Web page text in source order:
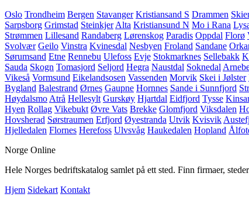
Oslo Trondheim Bergen Stavanger Kristiansand S Drammen
Sarpsborg Grimstad Steinkjer Alta Kristiansund N Mo i Rana
Strømmen Lillesand Randaberg Lørenskog Paradis Oppdal Florø
Svolvær Geilo Vinstra Kvinesdal Nesbyen Froland Sandane
Sørumsand Etne Rennebu Ulefoss Evje Stokmarknes Sellebakk
Sauda Skogn Tomasjord Seljord Hegra Naustdal Soknedal
Vikeså Vormsund Eikelandsosen Vassenden Morvik Skei i Jølster
Bygland Balestrand Ørnes Gaupne Hornnes Sande i Sunnfjord
Høydalsmo Atrå Hellesylt Gurskøy Hjartdal Eidfjord Tysse
Hyen Rollag Vikebukt Øvre Vats Brekke Glomfjord Viksdalen
Hovsherad Sørstraumen Erfjord Øyestranda Utvik Kvisvik
Hjelledalen Flornes Herefoss Ulvsvåg Haukedalen Hopland
Norge Online
Hele Norges bedriftskatalog samlet på ett sted. Finn firmaer,
Hjem Sidekart Kontakt